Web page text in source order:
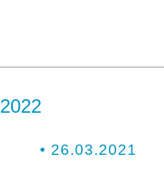
2022
• 26.03.2021